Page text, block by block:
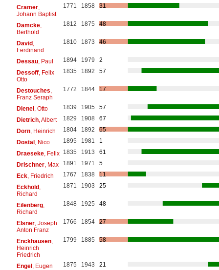
Cramer,
Johann Baptist
1771 1858 31
Damcke,
Berthold
1812 1875 48
David,
Ferdinand
1810 1873 46
Dessau, Paul 1894 1979
2
Dessoff, Felix
Otto
1835 1892 57
Destouches
Franz Seraph
1772 1844 17
Dienel, Otto 1839 1905
57
Dietrich, Albert 1829 1908
67
Dorn, Heinrich 1804 1892
65
Dostal, Nico 1895 1981
1
Draeseke, Felix 1835 1913
61
Drischner, Max 1891 1971
5
Eck, Friedrich 1767 1838
11
Eckhold,
Richard
1871 1903 25
Eilenberg,
Richard
1848 1925 48
Elsner, Joseph
Anton Franz
1766 1854 27
Enckhausen,
Heinrich
Friedrich
1799 1885 58
Engel, Eugen 1875 1943
21